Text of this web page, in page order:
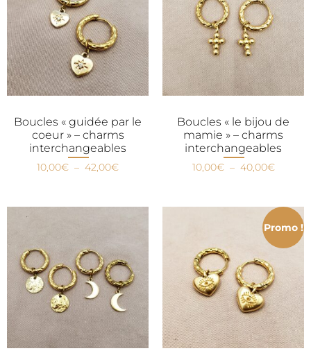
Boucles « guidée par le
coeur » – charms
interchangeables
10,00€ – 42,00€
Boucles « le bijou de
mamie » – charms
interchangeables
10,00€ – 40,00€
Promo !